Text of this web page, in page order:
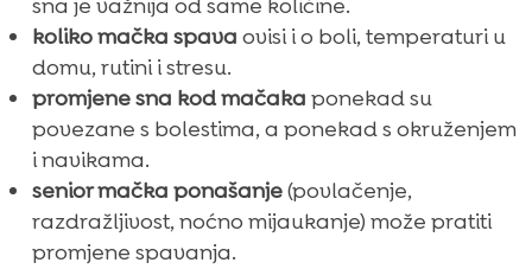
sna je važnija od same količine.
koliko mačka spava ovisi i o boli, temperaturi u
domu, rutini i stresu.
promjene sna kod mačaka ponekad su
povezane s bolestima, a ponekad s okruženjem
i navikama.
senior mačka ponašanje(povlačenje,
razdražljivost, noćno mijaukanje) može pratiti
promjene spavanja.